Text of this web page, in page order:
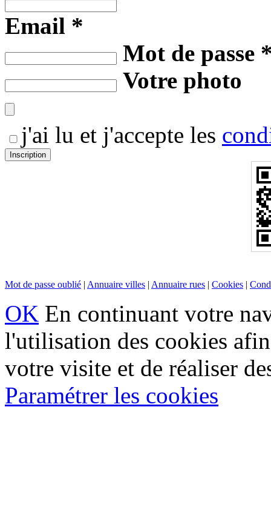
Email *
Mot de passe
Votre photo
j'ai lu et j'accepte les
Mot de passe oublié | Annuaire villes | Annuaire rues | Cookies |
OK En continuant votre
l'utilisation des cookies
votre visite et de réaliser
Paramétrer les cookies